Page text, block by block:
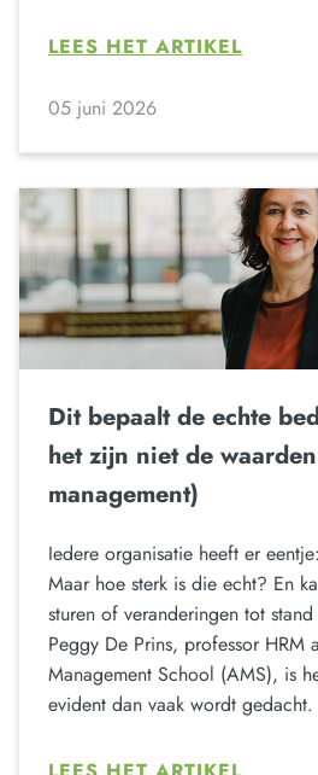
LEES HET ARTIKEL
05 juni 2026
Dit bepaalt de echte
het zijn niet de
management)
Iedere organisatie heeft er
Maar hoe sterk is die echt? En
sturen of veranderingen tot
Peggy De Prins, professor HRM
Management School (AMS), is
evident dan vaak wordt gedacht.